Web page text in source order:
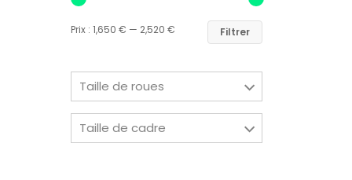
Filtrer
Prix : 1,650 € — 2,520 €
Taille de roues
Taille de cadre